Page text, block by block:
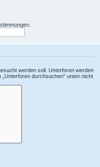
werden soll. Unterforen werden
durchsuchen“ unten nicht